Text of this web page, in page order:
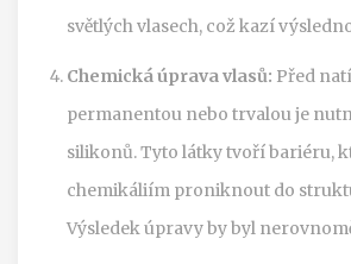
světlých vlasech, což kazí
Chemická úprava vlasů: Před
permanentou nebo trvalou je
silikonů. Tyto látky tvoří bariéru,
chemikáliím proniknout do
Výsledek úpravy by byl